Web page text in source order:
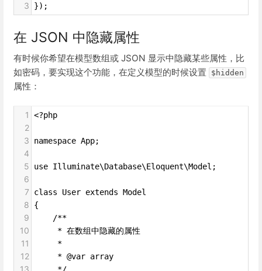
3 });
在 JSON 中隐藏属性
有时候你希望在模型数组或 JSON 显示中隐藏某些属性，比
如密码，要实现这个功能，在定义模型的时候设置
$hidden
属性：
1 <?php
2
3
namespace App;
4
5
use Illuminate\Database\Eloquent\Model;
6
7
class User extends Model
8 {
9
    /**
10
     * 在数组中隐藏的属性
11
     *
12
     * @var array